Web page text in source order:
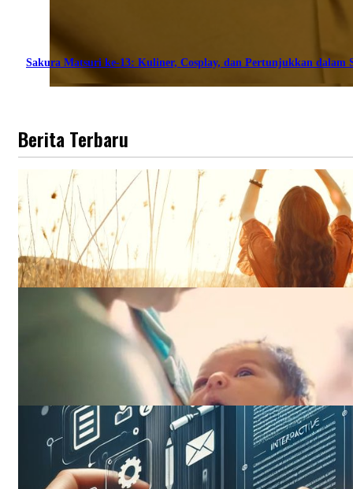
Sakura Matsuri ke-13: Kuliner, Cosplay, dan Pertunjukkan dalam
Berita Terbaru